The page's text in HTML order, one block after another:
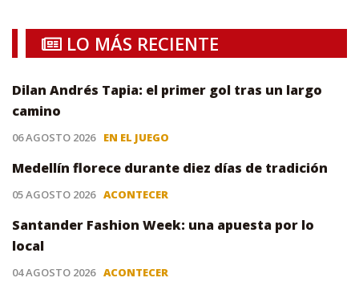
LO MÁS RECIENTE
Dilan Andrés Tapia: el primer gol tras un largo
camino
06 AGOSTO 2026 EN EL JUEGO
Medellín florece durante diez días de tradición
05 AGOSTO 2026 ACONTECER
Santander Fashion Week: una apuesta por lo
local
04 AGOSTO 2026 ACONTECER